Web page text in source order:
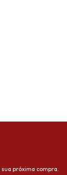
próxima compra.